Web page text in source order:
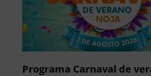
Programa Carnaval de